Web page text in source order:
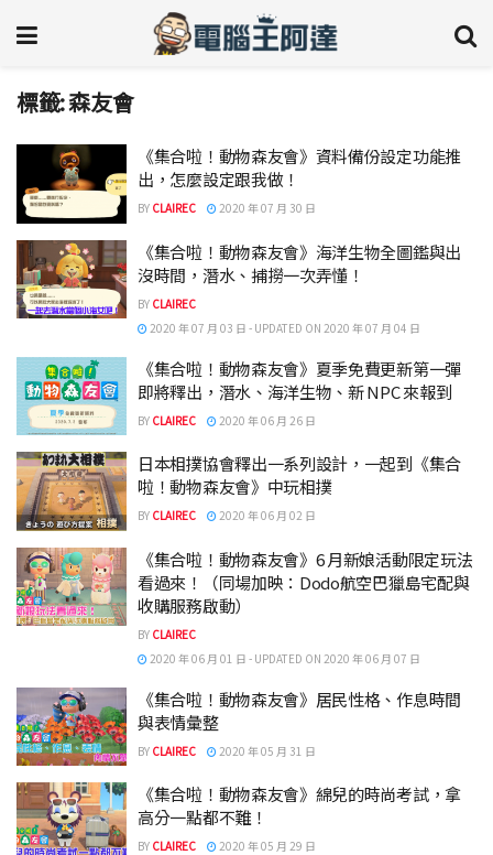
標籤:森友會
《集合啦！動物森友會》資料備份設定功能推
出，怎麼設定跟我做！
BY CLAIREC 2020 年 07 月 30 日
《集合啦！動物森友會》海洋生物全圖鑑與出
沒時間，潛水、捕撈一次弄懂！
BY CLAIREC
2020 年 07 月 03 日 - UPDATED ON 2020 年 07 月 04 日
《集合啦！動物森友會》夏季免費更新第一彈
即將釋出，潛水、海洋生物、新 NPC 來報到
BY CLAIREC 2020 年 06 月 26 日
日本相撲協會釋出一系列設計，一起到《集合
啦！動物森友會》中玩相撲
BY CLAIREC 2020 年 06 月 02 日
《集合啦！動物森友會》6 月新娘活動限定玩法
看過來！（同場加映：Dodo航空巴獵島宅配與
收購服務啟動）
BY CLAIREC
2020 年 06 月 01 日 - UPDATED ON 2020 年 06 月 07 日
《集合啦！動物森友會》居民性格、作息時間
與表情彙整
BY CLAIREC 2020 年 05 月 31 日
《集合啦！動物森友會》綿兒的時尚考試，拿
高分一點都不難！
BY CLAIREC 2020 年 05 月 29 日